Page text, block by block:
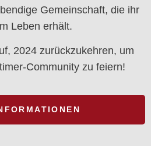
Gemeinschaft, die ihr
Leben erhält.
2024 zurückzukehren, um
Community zu feiern!